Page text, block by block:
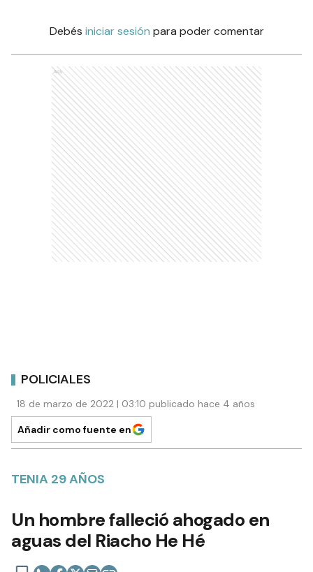
Debés iniciar sesión para poder comentar
Ads
POLICIALES
18 de marzo de 2022 | 03:10 publicado hace 4 años
Añadir como fuente en
TENIA 29 AÑOS
Un hombre falleció ahogado en
aguas del Riacho He Hé